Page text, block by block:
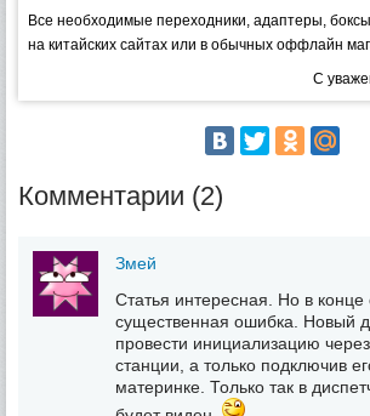
Все необходимые переходники, адаптеры,
на китайских сайтах или в обычных оффлайн
С
Комментарии (2)
Змей
Статья интересная. Но в конце
существенная ошибка. Новый
провести инициализацию
станции, а только подключив
материнке. Только так в